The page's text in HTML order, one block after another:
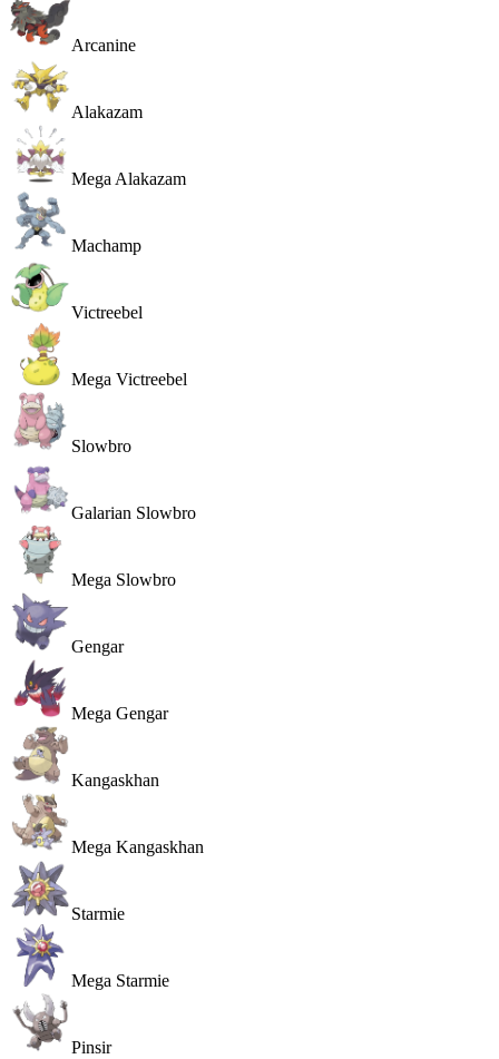
Arcanine
Alakazam
Mega Alakazam
Machamp
Victreebel
Mega Victreebel
Slowbro
Galarian Slowbro
Mega Slowbro
Gengar
Mega Gengar
Kangaskhan
Mega Kangaskhan
Starmie
Mega Starmie
Pinsir